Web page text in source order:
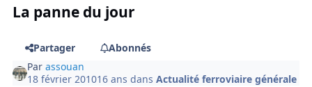
La panne du jour
Partager
Abonnés
Parassouan
18 février 201016 ans dansActualité ferroviaire générale